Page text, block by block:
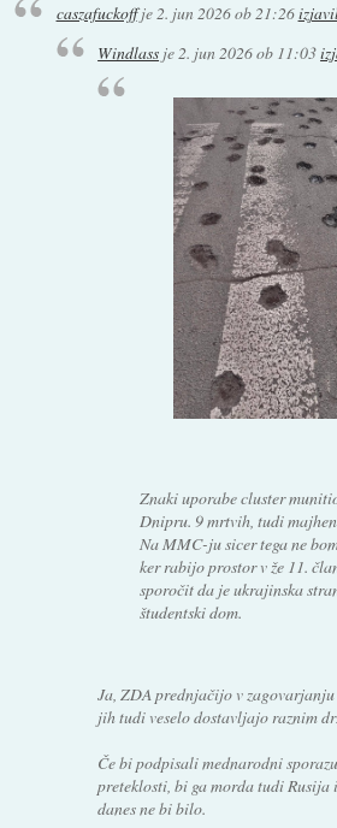
caszafuckoffje2. jun 2026 ob 21:26
Windlass je2. jun 2026 ob 11:03
Znaki uporabe cluster
Dnipru. 9 mrtvih, tudi
Na MMC-ju sicer tega ne
ker rabijo prostor v že 11.
sporočit da je ukrajinska
študentski dom.
Ja, ZDA prednjačijo v
jih tudi veselo dostavljajo raznim
Če bi podpisali mednarodni
preteklosti, bi ga morda tudi Rusija
danes ne bi bilo.